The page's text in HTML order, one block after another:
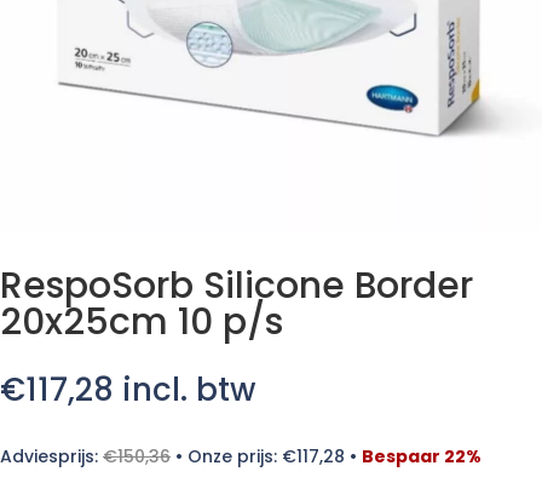
RespoSorb Silicone Border
20x25cm 10 p/s
€117,28 incl. btw
Adviesprijs: €150,36 • Onze prijs: €117,28 • Bespaar 22%